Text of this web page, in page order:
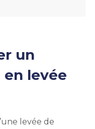
un
en levée
levée de